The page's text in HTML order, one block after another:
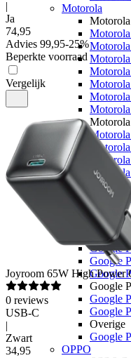
Motorola
Overige
Google
Google
Google
Google
Google
Google
Google
Google
Google
Overige
Google
OPPO
|
Ja
74,95
Advies 99,95-25%
Beperkte voorraad
Vergelijk
Joyroom 65W High Power
0 reviews
USB-C
|
Zwart
34,95